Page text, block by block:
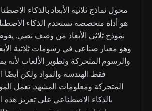
محول نماذج ثلاثية الأبعاد بالذكاء
نموذج ثلاثي الأبعاد من وصف نصي. يقوم
والرسوم المتحركة وتطوير الألعاب لأنه
فقط الهندسة والمواد ولكن أيضًا
المتحركة ومعلومات المشهد. تعمل
بالذكاء الاصطناعي على تعزيز هذه